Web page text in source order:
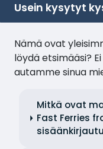
Usein kysytyt
Nämä ovat
löydä etsimääsi?
autamme sinua
Mitkä ovat
Fast Ferries